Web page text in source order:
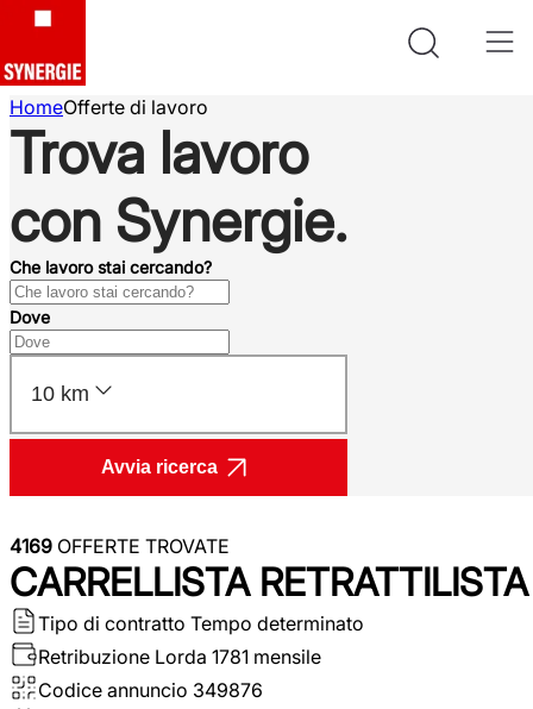
HomeOfferte di lavoro
Trova lavoro
con Synergie.
Che lavoro stai cercando?
Dove
10 km
Avvia ricerca
4169 OFFERTE TROVATE
CARRELLISTA RETRATTILISTA
Tipo di contratto Tempo determinato
Retribuzione Lorda 1781 mensile
Codice annuncio 349876